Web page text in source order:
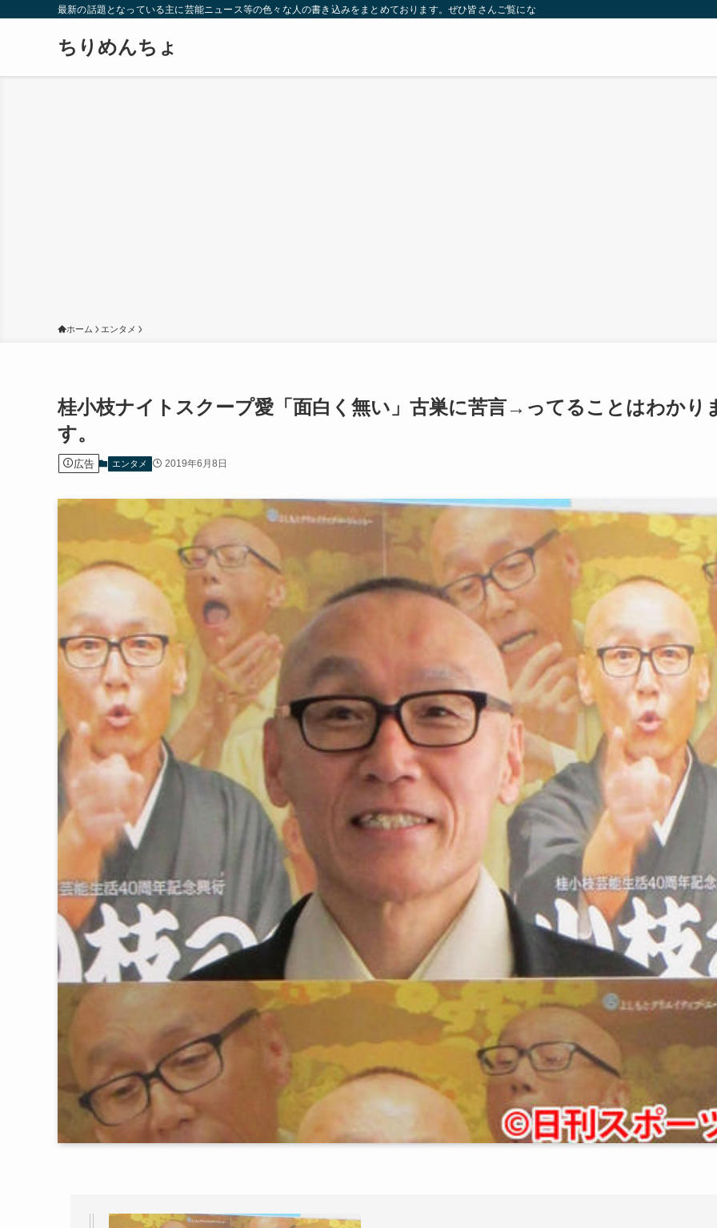
最新の話題となっている主に芸能ニュース等の色々な人の書き込みをまとめております。ぜひ皆さんご覧になっていってください。
ちりめんちょ
ホーム エンタメ
桂小枝ナイトスクープ愛「面白く無い」古巣に苦言→ってることはわかり
す。
広告 エンタメ 2019年6月8日